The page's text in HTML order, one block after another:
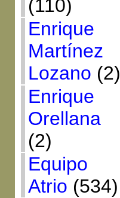
(110)
Enrique
Martínez
Lozano (2)
Enrique
Orellana
(2)
Equipo
Atrio (534)